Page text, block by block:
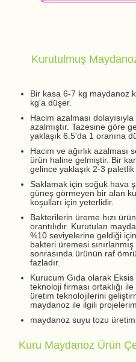
Kurutulmuş
Bir kasa 6-7 kg maydanoz
kg'a düşer.
Hacim azalması
azalmıştır. Tazesine göre
yaklaşık 6.5'da 1 oranına
Hacim ve ağırlık azalması
ürün haline gelmiştir. Bir
gelince yaklaşık 2-3
Saklamak için soğuk hava
güneş görmeyen bir alan
koşulları için yeterlidir.
Bakterilerin üreme hızı
orantılıdır. Kurutulan
%10 seviyelerine geldiği
bakteri üremesi
sonrasında ürünün raf
fazladır.
Kurucum Gıda olarak
teknoloji firması ortaklığı
üretim teknolojilerini
maydanoz ile ilgili
maydanoz suyu tozu
Kuru Maydanoz Ürün